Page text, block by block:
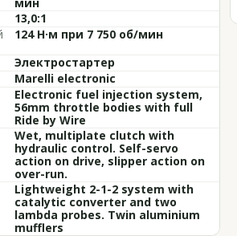
13,0:1
124 Н·м при 7 750 об/мин
Электростартер
Marelli electronic
Electronic fuel injection system,
56mm throttle bodies with full
Ride by Wire
Wet, multiplate clutch with
hydraulic control. Self-servo
action on drive, slipper action on
over-run.
Lightweight 2-1-2 system with
catalytic converter and two
lambda probes. Twin aluminium
mufflers